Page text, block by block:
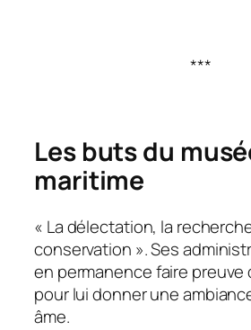
***
Les buts du
maritime
« La délectation, la
conservation ». Ses
en permanence faire preuve
pour lui donner une
âme.